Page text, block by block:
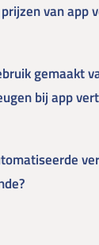
van app
gemaakt
bij app